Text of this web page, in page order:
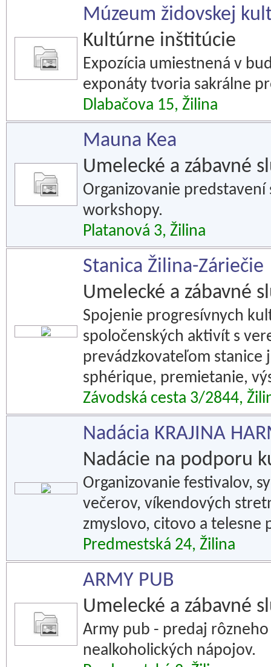
Múzeum židovskej
Kultúrne inštitúcie
Expozícia umiestnená v
exponáty tvoria sakrálne
Dlabačova 15, Žilina
Mauna Kea
Umelecké a zábavné
Organizovanie
workshopy.
Platanová 3, Žilina
Stanica Žilina-Záriečie
Umelecké a zábavné
Spojenie progresívnych
spoločenských aktivít s
prevádzkovateľom stanice
sphérique, premietanie,
Závodská cesta 3/2844,
Nadácia KRAJINA
Nadácie na podporu
Organizovanie festivalov,
večerov, víkendových
zmyslovo, citovo a
Predmestská 24, Žilina
ARMY PUB
Umelecké a zábavné
Army pub - predaj
nealkoholických nápojov.